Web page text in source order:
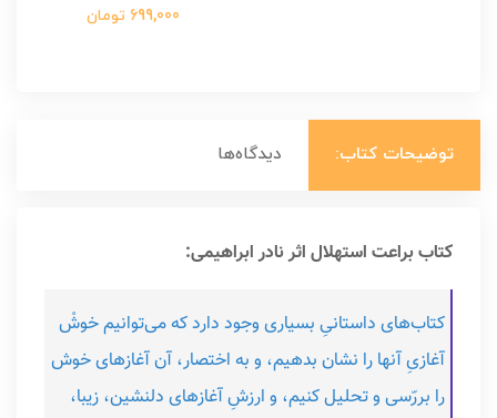
699,000 تومان
توضیحات کتاب: دیدگاه‌ها
کتاب براعت استهلال اثر نادر ابراهیمی:
کتاب‌های داستانیِ بسیاری وجود دارد که می‌توانیم خوشْ
آغازیِ آنها را نشان بدهیم، و به اختصار، آن آغازهای خوش
را بررّسی و تحلیل کنیم، و ارزشِ آغازهای دلنشین، زیبا،